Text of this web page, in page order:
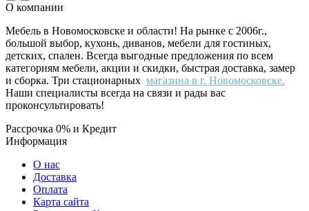
О компании
Мебель в Новомосковске и области! На рынке с 2006г.,
большой выбор, кухонь, диванов, мебели для гостиных,
детских, спален. Всегда выгодные предложения по всем
категориям мебели, акции и скидки, быстрая доставка, замер
и сборка. Три стационарных магазина в г. Новомосковске.
Наши специалисты всегда на связи и рады вас
проконсультировать!
Рассрочка 0% и Кредит
Информация
О нас
Доставка
Оплата
Карта сайта